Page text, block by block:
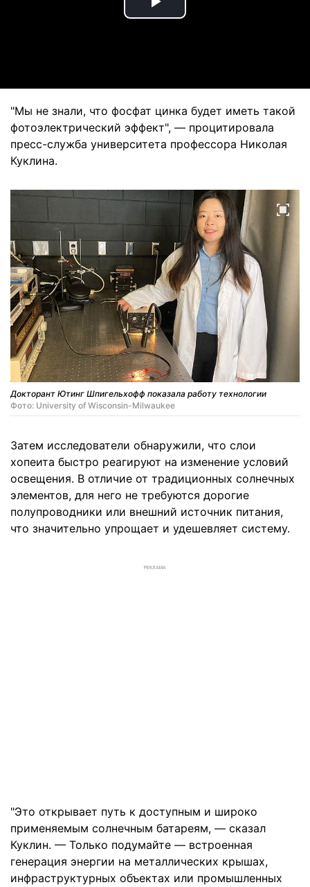
Play
"Мы не знали, что фосфат цинка будет иметь такой
фотоэлектрический эффект", — процитировала
пресс-служба университета профессора Николая
Куклина.
Докторант Ютинг Шпигельхофф показала работу технологии
Фото: University of Wisconsin-Milwaukee
Затем исследователи обнаружили, что слои
хопеита быстро реагируют на изменение условий
освещения. В отличие от традиционных солнечных
элементов, для него не требуются дорогие
полупроводники или внешний источник питания,
что значительно упрощает и удешевляет систему.
РЕКЛАМА
"Это открывает путь к доступным и широко
применяемым солнечным батареям, — сказал
Куклин. — Только подумайте — встроенная
генерация энергии на металлических крышах,
инфраструктурных объектах или промышленных